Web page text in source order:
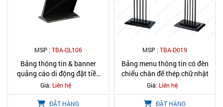
MSP :TBA-QL106
Bảng thông tin & banner
quảng cáo di động đặt tiền
sảnh
Giá: Liên hệ
ĐẶT HÀNG
MSP :TBA-D019
Bảng menu thông tin có đèn
chiếu chân đế thép chữ nhật
Giá: Liên hệ
ĐẶT HÀNG